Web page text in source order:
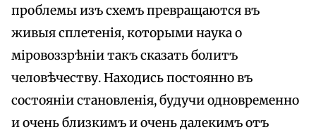
проблемы изъ схемъ превращаются въ
живыя сплетенія, которыми наука о
міровоззрѣніи такъ сказать болитъ
человѣчеству. Находись постоянно въ
состояніи становленія, будучи одновременно
и очень близкимъ и очень далекимъ отъ